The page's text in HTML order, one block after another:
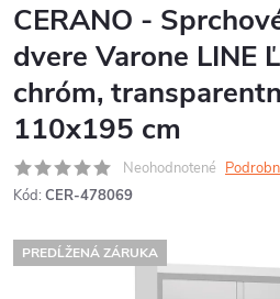
CERANO -
dvere Varone LINE
chróm,
110x195 cm
Neohodnotené
Kód: CER-478069
PREDĹŽENÁ ZÁRUKA